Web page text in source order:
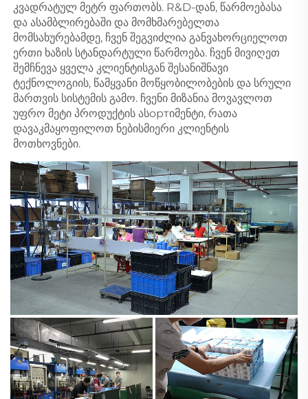
კვადრატულ მეტრ ფართობს. R&D-დან, წარმოებასა
და ასამბლირებაში და მომხმარებელთა
მომსახურებამდე, ჩვენ შეგვიძლია განვახორციელოთ
ერთი ხაზის სტანდარტული წარმოება. ჩვენ მივიღეთ
შემჩნევა ყველა კლიენტისგან შესანიშნავი
ტექნოლოგიის, წამყვანი მოწყობილობების და სრული
მართვის სისტემის გამო. ჩვენი მიზანია მოვავლოთ
უფრო მეტი პროდუქტის ასортიმენტი, რათა
დავაკმაყოფილოთ ნებისმიერი კლიენტის
მოთხოვნები.